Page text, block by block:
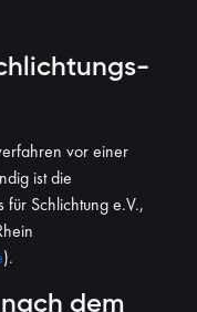
vor einer
ist die
für Schlichtung e.V.,
).
dem